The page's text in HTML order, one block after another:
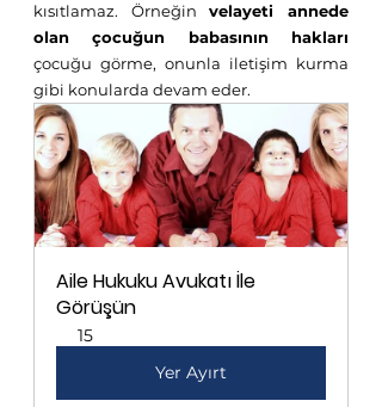
kısıtlamaz. Örneğin velayeti annede
çocuğu görme, onunla iletişim kurma
gibi konularda devam eder.
Aile Hukuku Avukatı İle
Görüşün
15
Yer Ayırt